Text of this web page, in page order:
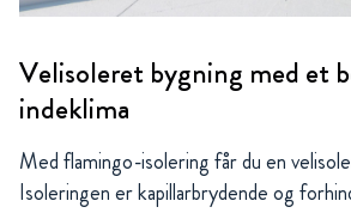
Velisoleret bygning med et
indeklima
Med flamingo-isolering får du en
Isoleringen er kapillarbrydende og